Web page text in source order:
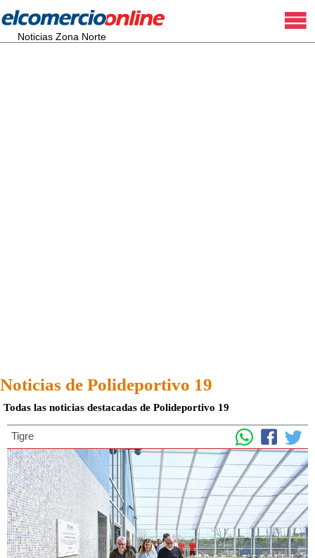
Noticias Zona Norte
Noticias de Polideportivo 19
Todas las noticias destacadas de Polideportivo 19
Tigre